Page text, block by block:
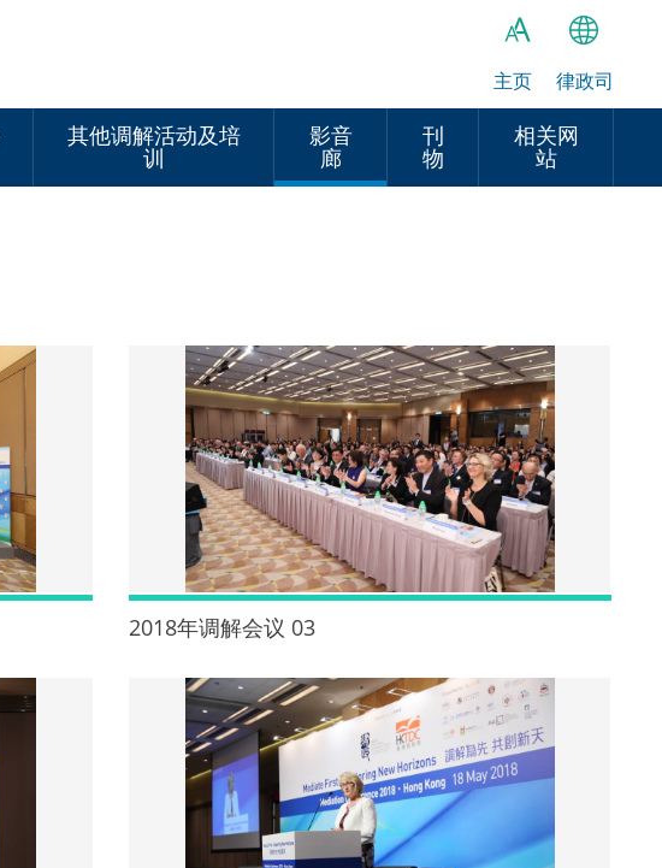
A
A
A
繁
简
主页 律政司
其他调解活动及培
训
影音
廊
刊
物
相关网
站
2018年调解会议 03